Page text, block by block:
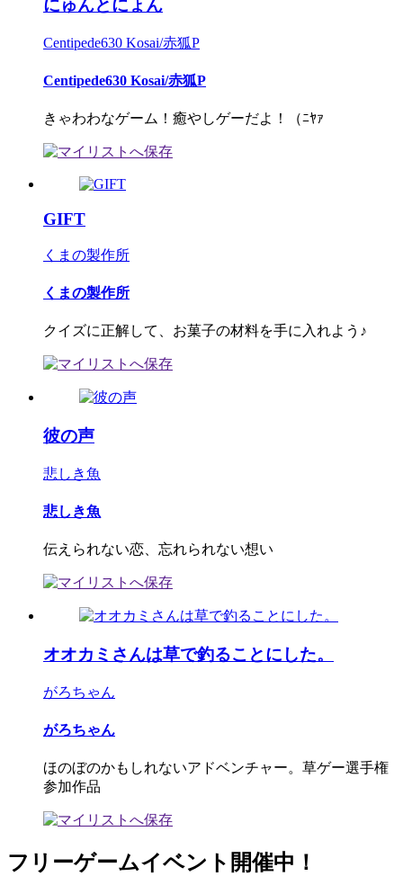
にゅんとにょん
Centipede630 Kosai/赤狐P
Centipede630 Kosai/赤狐P
きゃわわなゲーム！癒やしゲーだよ！（ﾆﾔｧ
GIFT
くまの製作所
くまの製作所
クイズに正解して、お菓子の材料を手に入れよう♪
彼の声
悲しき魚
悲しき魚
伝えられない恋、忘れられない想い
オオカミさんは草で釣ることにした。
がろちゃん
がろちゃん
ほのぼのかもしれないアドベンチャー。草ゲー選手権
参加作品
フリーゲームイベント開催中！